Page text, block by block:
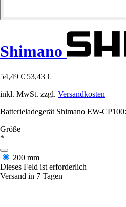
Shimano
54,49 € 53,43 €
inkl. MwSt. zzgl. Versandkosten
Batterieladegerät Shimano EW-
Größe
*
200 mm
Dieses Feld ist erforderlich
Versand in 7 Tagen